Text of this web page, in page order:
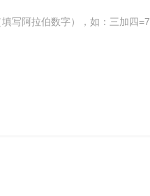
写阿拉伯数字），如：三加四=7